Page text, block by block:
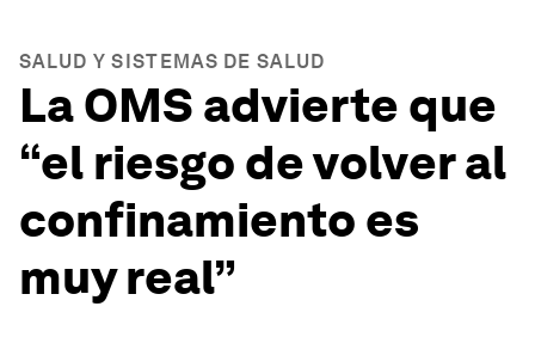
SALUD Y SISTEMAS DE SALUD
La OMS advierte que
“el riesgo de volver al
confinamiento es
muy real”